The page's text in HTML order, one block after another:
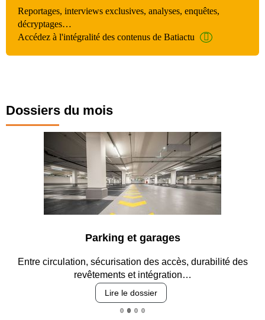
Reportages, interviews exclusives, analyses, enquêtes,
décryptages…
Accédez à l'intégralité des contenus de Batiactu
Dossiers du mois
Parking et garages
Entre circulation, sécurisation des accès, durabilité des
revêtements et intégration…
Lire le dossier